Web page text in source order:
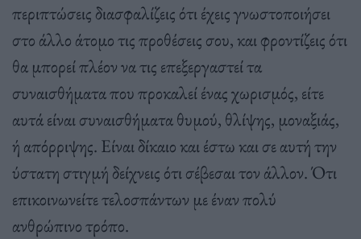
περιπτώσεις διασφαλίζεις ότι έχεις γνωστοποιήσει
στο άλλο άτομο τις προθέσεις σου, και φροντίζεις ότι
θα μπορεί πλέον να τις επεξεργαστεί τα
συναισθήματα που προκαλεί ένας χωρισμός, είτε
αυτά είναι συναισθήματα θυμού, θλίψης, μοναξιάς,
ή απόρριψης. Είναι δίκαιο και έστω και σε αυτή την
ύστατη στιγμή δείχνεις ότι σέβεσαι τον άλλον. Ότι
επικοινωνείτε τελοσπάντων με έναν πολύ
ανθρώπινο τρόπο.